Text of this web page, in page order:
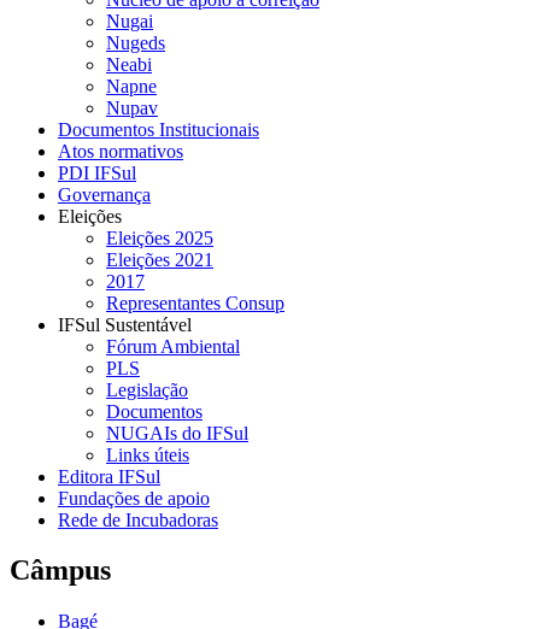
Nugai
Nugeds
Neabi
Napne
Nupav
Documentos Institucionais
Atos normativos
PDI IFSul
Governança
Eleições
Eleições 2025
Eleições 2021
2017
Representantes Consup
IFSul Sustentável
Fórum Ambiental
PLS
Legislação
Documentos
NUGAIs do IFSul
Links úteis
Editora IFSul
Fundações de apoio
Rede de Incubadoras
Câmpus
Bagé